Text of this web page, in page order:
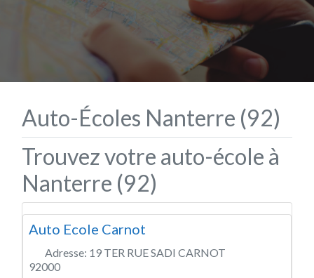
Auto-Écoles Nanterre (92)
Trouvez votre auto-école à
Nanterre (92)
Auto Ecole Carnot
Adresse: 19 TER RUE SADI CARNOT
92000